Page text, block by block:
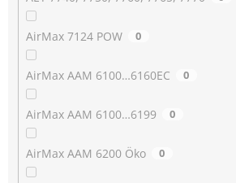
AirMax 7124 POW 0
AirMax AAM 6100…6160EC 0
AirMax AAM 6100…6199 0
AirMax AAM 6200 Öko 0